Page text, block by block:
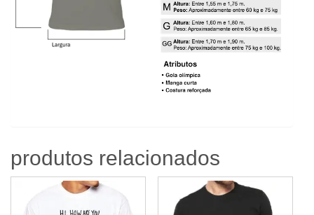
produtos relacionados